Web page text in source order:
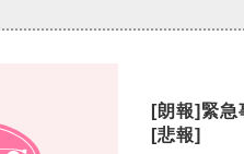
[朗報]緊急
[悲報]